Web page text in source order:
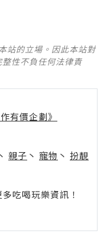
站的立場。因此本站對
性不負任何法律責
有價企劃》
親子 丶 寵物 丶 扮靚
吃喝玩樂資訊！